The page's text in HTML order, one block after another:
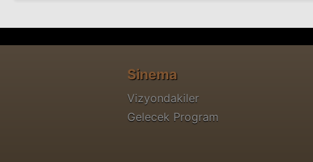
Sinema
Vizyondakiler
Gelecek Program